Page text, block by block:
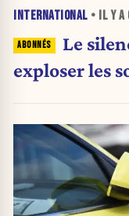
INTERNATIONAL • IL Y A
Le
exploser les